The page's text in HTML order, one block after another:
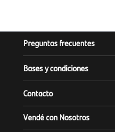
Preguntas frecuentes
Bases y condiciones
Contacto
Vendé con Nosotros